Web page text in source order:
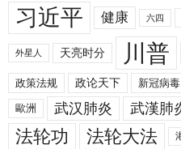
习近平 健康 六四
外星人 天亮时分 川普
政策法规 政论天下 新冠病毒
歐洲 武汉肺炎 武漢肺
法轮功 法轮大法